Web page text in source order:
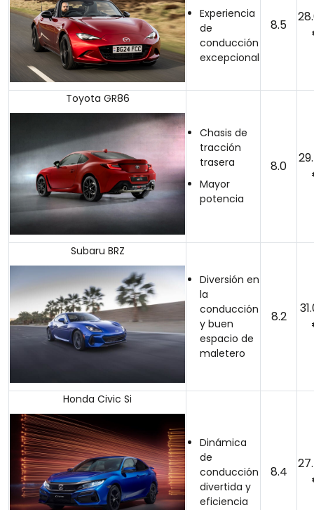
Experiencia
de
conducción
excepcional
8.5
Toyota GR86
Chasis de
tracción
trasera
Mayor
potencia
8.0
Subaru BRZ
Diversión en
la
conducción
y buen
espacio de
maletero
8.2
Honda Civic Si
Dinámica
de
conducción
divertida y
eficiencia
8.4